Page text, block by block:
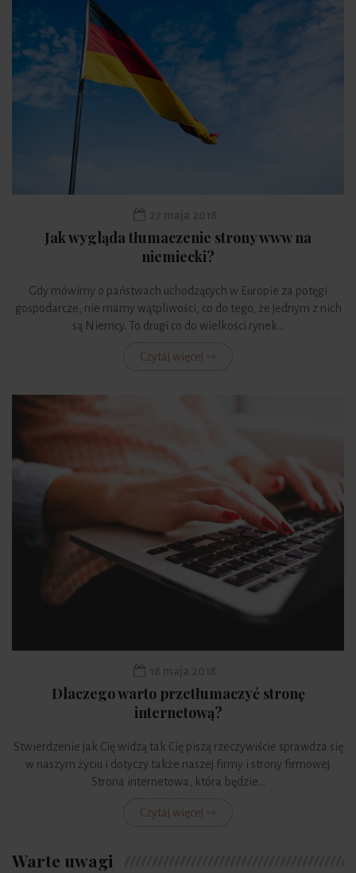
Jak wygląda tłumaczenie strony www na
niemiecki?
Gdy mówimy o państwach uchodzących w Europie za potęgi
gospodarcze, nie mamy wątpliwości, co do tego, że jednym z nich
są Niemcy. To drugi co do wielkości rynek...
Czytaj więcej ⇾
Dlaczego warto przetłumaczyć stronę
internetową?
Stwierdzenie jak Cię widzą tak Cię piszą rzeczywiście sprawdza się
w naszym życiu i dotyczy także naszej firmy i strony firmowej.
Strona internetowa, która będzie...
Czytaj więcej ⇾
Warte uwagi